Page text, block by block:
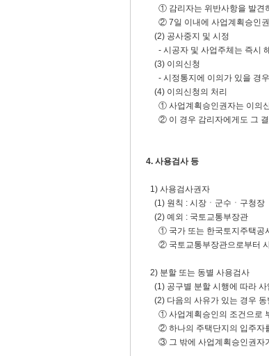
① 감리자는 위반사항을 발견
② 7일 이내에 사업계획승인권
(2) 공사중지 및 시정
- 시공자 및 사업주체는 즉시
(3) 이의신청
- 시정통지에 이의가 있을 경우
(4) 이의신청의 처리
① 사업계획승인권자는 이의신
② 이 경우 감리자에게도 그 결
4. 사용검사 등
1) 사용검사권자
(1) 원칙 : 시장ㆍ군수ㆍ구청장
(2) 예외 : 국토교통부장관
① 국가 또는 한국토지주택공
② 국토교통부장관으로부터
2) 분할 또는 동별 사용검사
(1) 공구별 분할 시행에 따라 사
(2) 다음의 사유가 있는 경우 동
① 사업계획승인의 조건으로
② 하나의 주택단지의 입주자를
③ 그 밖에 사업계획승인권자